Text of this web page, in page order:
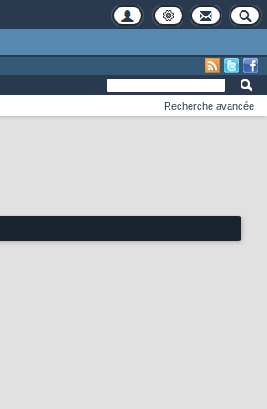
Recherche avancée